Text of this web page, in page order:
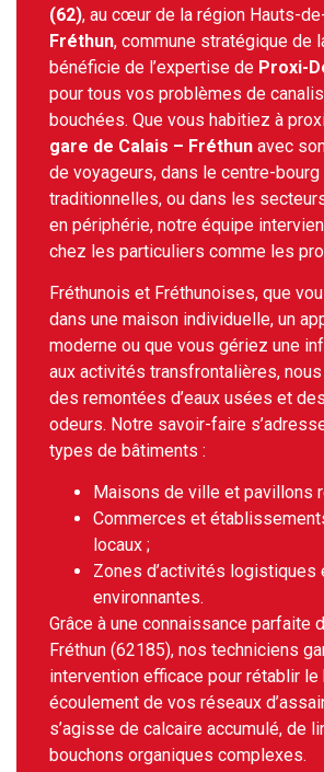
(62), au cœur de la région Hauts-
Fréthun, commune stratégique de
bénéficie de l’expertise de Proxi-
pour tous vos problèmes de
bouchées. Que vous habitiez à
gare de Calais – Fréthun avec
de voyageurs, dans le centre-
traditionnelles, ou dans les
en périphérie, notre équipe
chez les particuliers comme les
Fréthunois et Fréthunoises, que
dans une maison individuelle, un
moderne ou que vous gériez une
aux activités transfrontalières,
des remontées d’eaux usées et
odeurs. Notre savoir-faire
types de bâtiments :
Maisons de ville et pavillons
Commerces et
locaux ;
Zones d’activités logistiques
environnantes.
Grâce à une connaissance parfaite
Fréthun (62185), nos techniciens
intervention efficace pour rétablir le
écoulement de vos réseaux
s’agisse de calcaire accumulé, de
bouchons organiques complexes.